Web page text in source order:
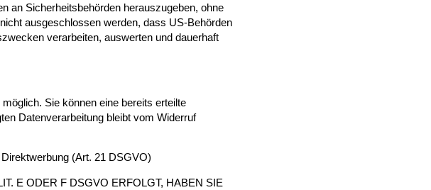
an Sicherheitsbehörden herauszugeben, ohne
ausgeschlossen werden, dass US-Behörden
verarbeiten, auswerten und dauerhaft
Sie können eine bereits erteilte
Datenverarbeitung bleibt vom Widerruf
(Art. 21 DSGVO)
E ODER F DSGVO ERFOLGT, HABEN SIE